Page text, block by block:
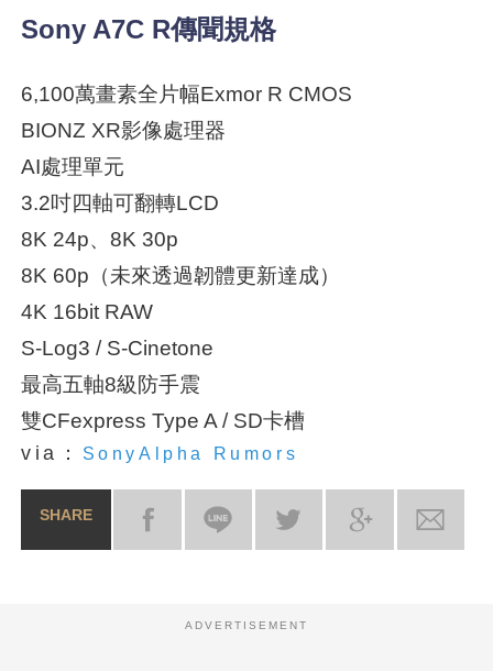
Sony A7C R傳聞規格
6,100萬畫素全片幅Exmor R CMOS
BIONZ XR影像處理器
AI處理單元
3.2吋四軸可翻轉LCD
8K 24p、8K 30p
8K 60p（未來透過韌體更新達成）
4K 16bit RAW
S-Log3 / S-Cinetone
最高五軸8級防手震
雙CFexpress Type A / SD卡槽
via： SonyAlpha Rumors
SHARE
ADVERTISEMENT